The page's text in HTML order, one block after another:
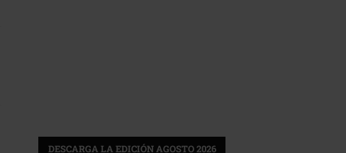
DESCARGA LA EDICIÓN AGOSTO 2026